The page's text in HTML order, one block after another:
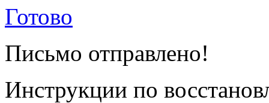
Готово
Письмо отправлено!
Инструкции по